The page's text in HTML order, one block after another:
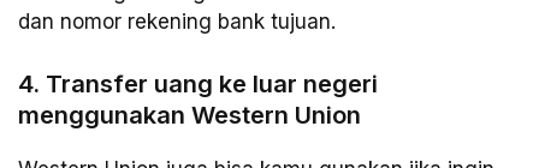
dan nomor rekening bank tujuan.
4. Transfer uang ke luar negeri
menggunakan Western Union